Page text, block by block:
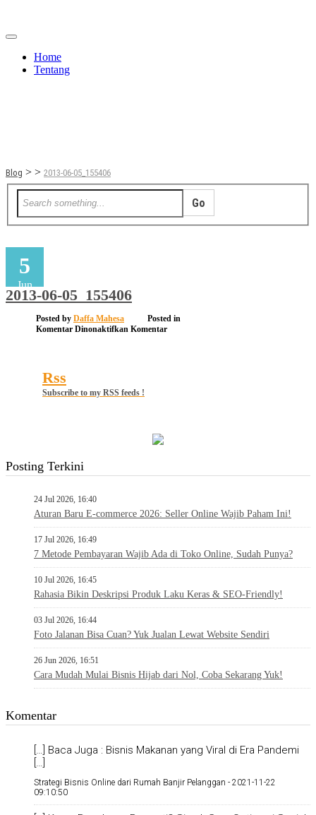
Home
Tentang
Blog > > 2013-06-05_155406
5
Jun
2013-06-05_155406
Posted by Daffa Mahesa
Posted in
Komentar Dinonaktifkan pada
Komentar
Rss
Subscribe to my RSS feeds !
Posting Terkini
24 Jul 2026, 16:40
Aturan Baru E-commerce 2026: Seller Online Wajib Paham Ini!
17 Jul 2026, 16:49
7 Metode Pembayaran Wajib Ada di Toko Online, Sudah Punya?
10 Jul 2026, 16:45
Rahasia Bikin Deskripsi Produk Laku Keras & SEO-Friendly!
03 Jul 2026, 16:44
Foto Jalanan Bisa Cuan? Yuk Jualan Lewat Website Sendiri
26 Jun 2026, 16:51
Cara Mudah Mulai Bisnis Hijab dari Nol, Coba Sekarang Yuk!
Komentar
[…] Baca Juga : Bisnis Makanan yang Viral di Era Pandemi
Strategi Bisnis Online dari Rumah Banjir Pelanggan - 2021-11-22
09:10:50